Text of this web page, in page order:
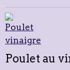
3 ans déjà
(hommage
2026)
Le 23/06/2026